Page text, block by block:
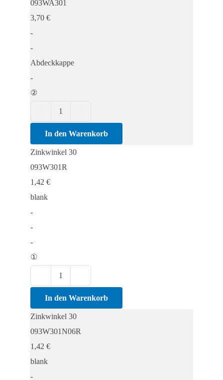
093WA301
3,70 €
-
-
Abdeckkappe
-
②
30
Menge
In den Warenkorb
Zinkwinkel 30
093W301R
1,42 €
blank
-
-
-
①
30
Menge
In den Warenkorb
Zinkwinkel 30
093W301N06R
1,42 €
blank
-